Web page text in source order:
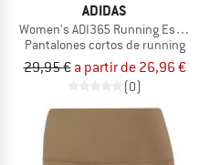
ADIDAS
Women's ADI365 Running
Pantalones cortos de running
29,95 € a partir de 26,96 €
(0)